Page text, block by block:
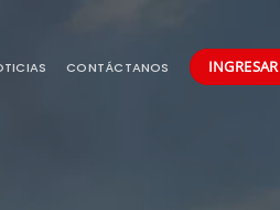
CONTÁCTANOS INGRESAR